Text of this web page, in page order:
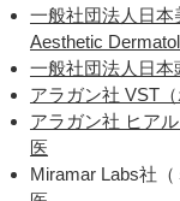
美白点滴（トラ
一般社団法人日本
Aesthetic
一般社団法人日
アラガン社 VST
アラガン社 ヒア
医
Miramar Labs社